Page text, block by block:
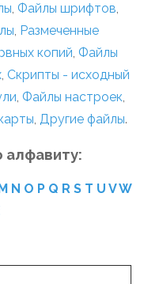
, Файлы шрифтов,
, Размеченные
копий, Файлы
, Скрипты - исходный
, Файлы настроек,
, Другие файлы.
алфавиту:
N O P Q R S T U VW